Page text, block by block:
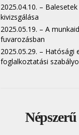
2025.04.10. –
kivizsgálása
2025.05.19. – A
fuvarozásban
2025.05.29. – Hatósági
foglalkoztatási